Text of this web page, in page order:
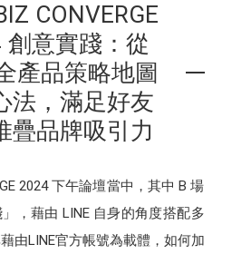
CONVERGE
創意實踐：從
產品策略地圖
法，滿足好友
疊品牌吸引力
2024 下午論壇當中，其中 B 場
，藉由 LINE 自身的角度搭配多
由LINE官方帳號為載體，如何加